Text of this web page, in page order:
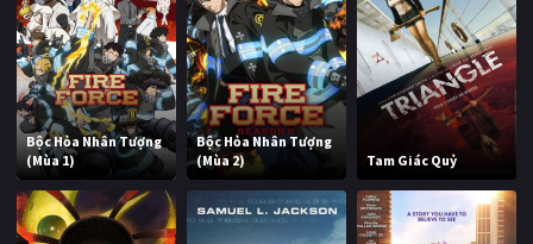
Bộc Hỏa Nhân Tượng
(Mùa 1)
Bộc Hỏa Nhân Tượng
(Mùa 2)
Tam Giác Quỷ